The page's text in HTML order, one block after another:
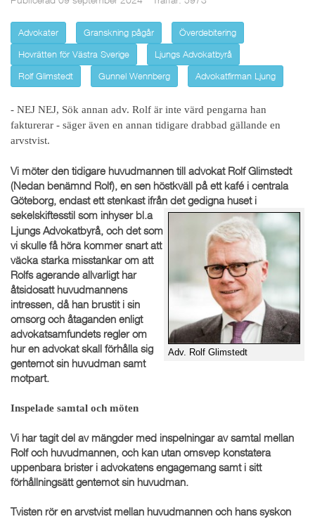
Advokater Granskning pågår
Överdebitering
Hovrätten för Västra Sverige
Ljungs Advokatbyrå
Rolf Glimstedt
Gunnel Wennberg Advokatfirman Ljung
- NEJ NEJ, Sök annan adv. Rolf är inte värd pengarna han
fakturerar - säger även en annan tidigare drabbad gällande en
arvstvist.
Vi möter den tidigare huvudmannen till advokat Rolf Glimstedt
(Nedan benämnd Rolf), en sen höstkväll på ett kafé i centrala
Göteborg, endast ett stenkast ifrån det gedigna huset i
sekelskiftesstil
Adv. Rolf Glimstedt
som inhyser bl.a
Ljungs Advokatbyrå, och det som
vi skulle få höra kommer snart att
väcka starka misstankar om att
Rolfs agerande allvarligt har
åtsidosatt huvudmannens
intressen, då han brustit i sin
omsorg och åtaganden enligt
advokatsamfundets regler om
hur en advokat skall förhålla sig
gentemot sin huvudman samt
motpart.
Inspelade samtal och möten
Vi har tagit del av mängder med inspelningar av samtal mellan
Rolf och huvudmannen, och kan utan omsvep konstatera
uppenbara brister i advokatens engagemang samt i sitt
förhållningsätt gentemot sin huvudman.
Tvisten rör en arvstvist mellan huvudmannen och hans syskon